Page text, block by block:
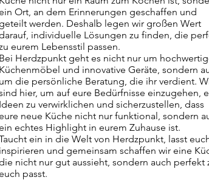
Ort, an dem Erinnerungen geschaffen und
geteilt werden. Deshalb legen wir großen Wert
individuelle Lösungen zu finden, die
eurem Lebensstil passen.
Bei Herdzpunkt geht es nicht nur um
Küchenmöbel und innovative Geräte, sondern
um die persönliche Beratung, die ihr verdient.
hier, um auf eure Bedürfnisse einzugehen,
Ideen zu verwirklichen und sicherzustellen, dass
neue Küche nicht nur funktional, sondern
echtes Highlight in eurem Zuhause ist.
ein in die Welt von Herdzpunkt, lasst
inspirieren und gemeinsam schaffen wir eine
nicht nur gut aussieht, sondern auch perfekt
passt.